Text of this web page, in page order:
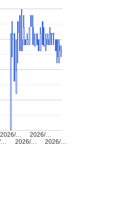
…
2026/…
2026/…
2026/…
2026/…